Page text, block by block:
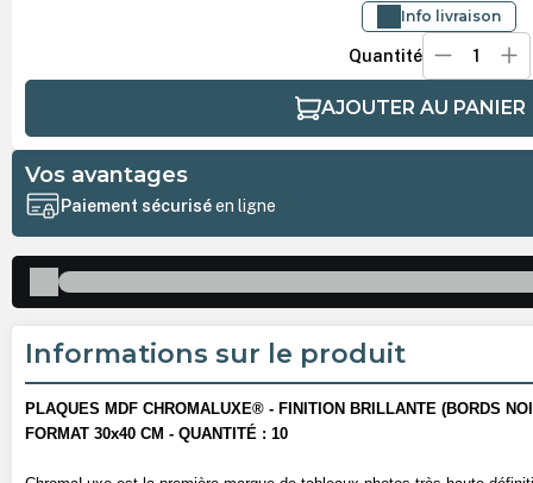
Info livraison
Quantité
AJOUTER AU PANIER
Vos avantages
Paiement sécuriséen ligne
Informations sur le produit
PLAQUES MDF CHROMALUXE® - FINITION BRILLANTE (BORDS
FORMAT 30x40 CM - QUANTITÉ : 10